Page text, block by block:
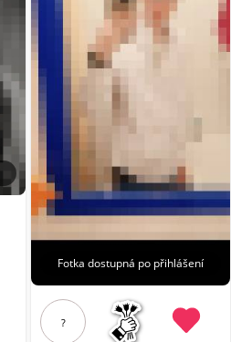
Fotka dostupná po přihlášení
?